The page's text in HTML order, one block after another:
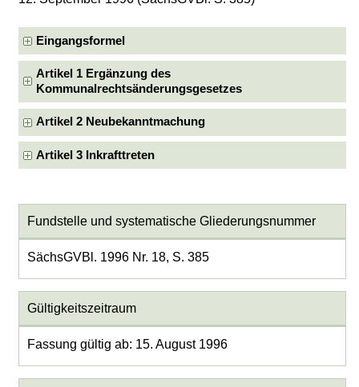
Eingangsformel
Artikel 1 Ergänzung des
Kommunalrechtsänderungsgesetzes
Artikel 2 Neubekanntmachung
Artikel 3 Inkrafttreten
Fundstelle und systematische Gliederungsnummer
SächsGVBl. 1996 Nr. 18, S. 385
Gültigkeitszeitraum
Fassung gültig ab: 15. August 1996